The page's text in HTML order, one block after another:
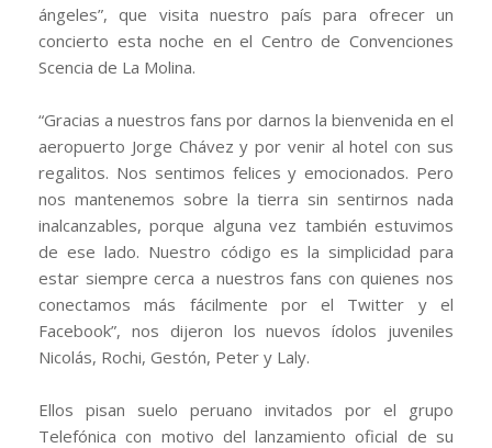
ángeles”, que visita nuestro país para ofrecer un
concierto esta noche en el Centro de Convenciones
Scencia de La Molina.
“Gracias a nuestros fans por darnos la bienvenida en el
aeropuerto Jorge Chávez y por venir al hotel con sus
regalitos. Nos sentimos felices y emocionados. Pero
nos mantenemos sobre la tierra sin sentirnos nada
inalcanzables, porque alguna vez también estuvimos
de ese lado. Nuestro código es la simplicidad para
estar siempre cerca a nuestros fans con quienes nos
conectamos más fácilmente por el Twitter y el
Facebook”, nos dijeron los nuevos ídolos juveniles
Nicolás, Rochi, Gestón, Peter y Laly.
Ellos pisan suelo peruano invitados por el grupo
Telefónica con motivo del lanzamiento oficial de su